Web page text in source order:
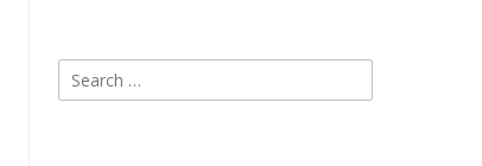
Search
for: